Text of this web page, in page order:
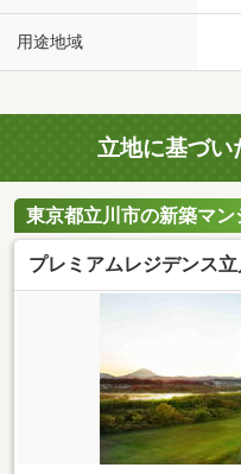
用途地域
立地に基づい
東京都立川市の新築マン
プレミアムレジデンス